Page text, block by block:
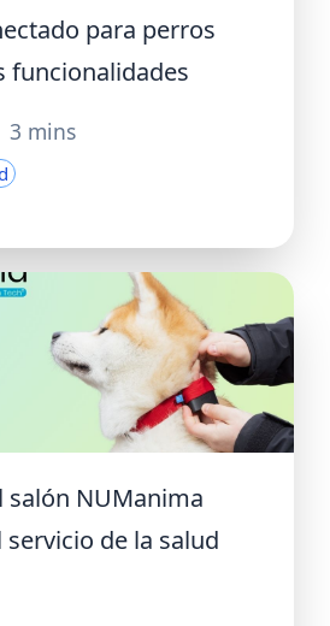
para perros
funcionalidades
3 mins
salón NUManima
servicio de la salud